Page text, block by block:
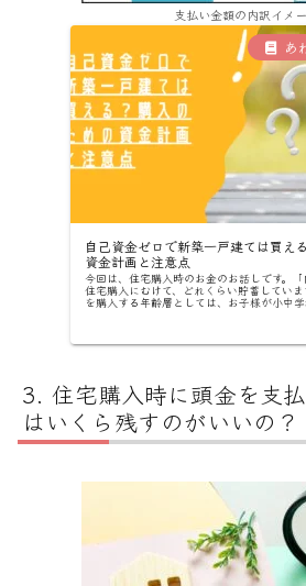
支払い金額の内訳イメ
自己資金ゼロで新築一戸建ては買え
資金計画と注意点
今回は、住宅購入時のお金のお話しです。
住宅購入にむけて、どれくらい貯蓄してい
を購入する年齢層としては、お子様が小中
しくはこれから進学という方が多いですよ
住宅購入時に頭金を支
はいくら残すのがいいの？